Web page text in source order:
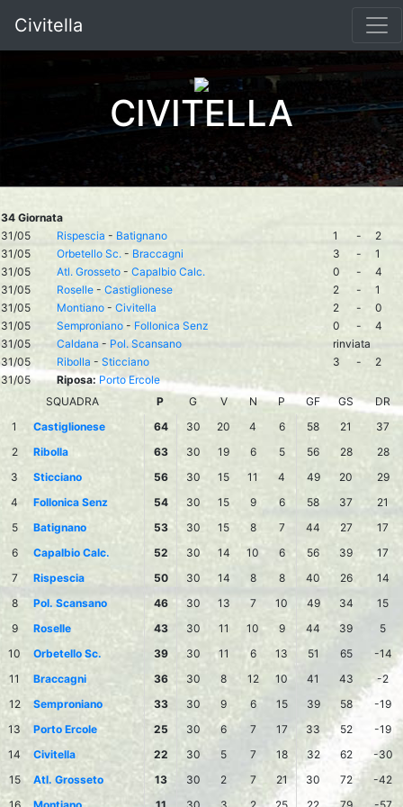
Civitella
CIVITELLA
34 Giornata
31/05
Rispescia - Batignano 1 -
2
31/05
Orbetello Sc. - Braccagni 3 -
1
31/05
Atl. Grosseto - Capalbio Calc. 0 -
4
31/05
Roselle - Castiglionese 2 -
1
31/05
Montiano - Civitella 2 -
0
31/05
Semproniano - Follonica Senz 0 -
4
31/05
Caldana - Pol. Scansano
rinviata
31/05
Ribolla - Sticciano 3 -
2
31/05
Riposa: Porto Ercole
SQUADRA
P G V N P GF GS
DR
1
Castiglionese 64 30 20 4 6 58 21
37
2
Ribolla 63 30 19 6 5 56 28
28
3
Sticciano 56 30 15 11 4 49 20
29
4
Follonica Senz 54 30 15 9 6 58 37
21
5
Batignano 53 30 15 8 7 44 27
17
6
Capalbio Calc. 52 30 14 10 6 56 39
17
7
Rispescia 50 30 14 8 8 40 26
14
8
Pol. Scansano 46 30 13 7 10 49 34
15
9
Roselle 43 30 11 10 9 44 39
5
10
Orbetello Sc. 39 30 11 6 13 51 65
-14
11
Braccagni 36 30 8 12 10 41 43
-2
12
Semproniano 33 30 9 6 15 39 58
-19
13
Porto Ercole 25 30 6 7 17 33 52
-19
14
Civitella 22 30 5 7 18 32 62
-30
15
Atl. Grosseto 13 30 2 7 21 30 72
-42